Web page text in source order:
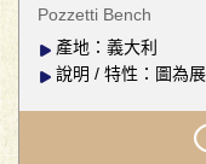
Pozzetti Bench
產地：義大利
說明 / 特性：圖為